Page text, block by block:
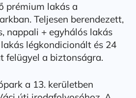
prémium lakás a
Teljesen berendezett,
nappali + egyhálós lakás
légkondicionált és 24
felügyel a biztonságra.
a 13. kerületben